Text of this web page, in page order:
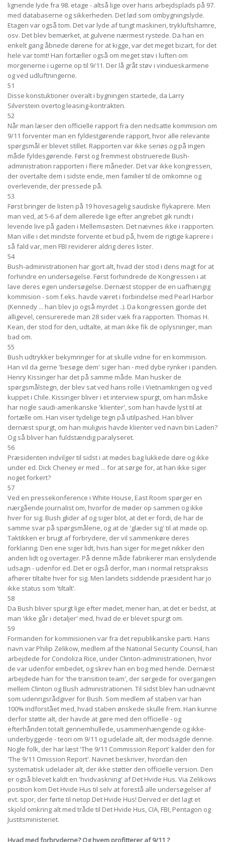
lignende lyde fra 98. etage - altså lige over hans arbejdsplads på 97.
med databaserne og sikkerheden. Det lød som ombygningslyde.
Etagen var også tom. Det var lyde af tungt maskineri, trykluftshamre,
osv. Det blev bemærket, at gulvene nærmest rystede. Da han en
enkelt gang åbnede dørene for at kigge, var det meget bizart, for det
hele var tomt! Han fortæller også om meget støv i luften om
morgenerne i ugerne op til 9/11. Der lå gråt støv i vindueskarmene
og ved udluftningerne.
51
Disse konstuktioner overalt i bygningen startede, da Larry
Silverstein overtog leasing-kontrakten.
52
Når man læser den officielle rapport fra den nedsatte kommision om
9/11 forventer man en fyldestgørende rapport, hvor alle relevante
spørgsmål er blevet stillet. Rapporten var ikke seriøs og på ingen
måde fyldesgørende. Først og fremmest obstruerede Bush-
administration rapporten i flere måneder. Det var ikke kongressen,
der overtalte dem i sidste ende, men familier til de omkomne og
overlevende, der pressede på.
53
Først bringer de listen på 19 hovesagelig saudiske flykaprere. Men
man ved, at 5-6 af dem allerede lige efter angrebet gik rundt i
levende live på gaden i Mellemsøsten. Det nævnes ikke i rapporten.
Man ville i det mindste forvente et bud på, hvem de rigtige kaprere i
så fald var, men FBI reviderer aldrig deres lister.
54
Bush-administrationen har gjort alt, hvad der stod i dens magt for at
forhindre en undersøgelse. Først forhindrede de Kongressen i at
lave deres egen undersøgelse. Dernæst stopper de en uafhængig
kommision - som f.eks. havde været i forbindelse med Pearl Harbor
(Kennedy ... han blev jo også myrdet ..). Da kongressen gjorde det
alligevel, censurerede man 28 sider væk fra rapporten. Thomas H.
Kean, der stod for den, udtalte, at man ikke fik de oplysninger, man
bad om.
55
Bush udtrykker bekymringer for at skulle vidne for en kommision.
Han vil da gerne 'besøge dem' siger han - med dybe rynker i panden.
Henry Kissinger har det på samme måde. Man husker de
spørgsmålstegn, der blev sat ved hans rolle i Vietnamkrigen og ved
kuppet i Chile. Kissinger bliver i et interview spurgt, om han måske
har nogle saudi-amerikanske 'klienter', som han havde lyst til at
fortælle om. Han viser tydelige tegn på utilpashed. Han bliver
dernæst spurgt, om han muligvis havde klienter ved navn bin Laden?
Og så bliver han fuldstændig paralyseret.
56
Præsidenten indvilger til sidst i at mødes bag lukkede døre og ikke
under ed. Dick Cheney er med ... for at sørge for, at han ikke siger
noget forkert?
57
Ved en pressekonference i White House, East Room spørger en
nærgående journalist om, hvorfor de møder op sammen og ikke
hver for sig. Bush glider af og siger blot, at det er fordi, de har de
samme svar på spørgsmålene, og at de 'glæder sig' til at møde op.
Taktikken er brugt af forbrydere, der vil sammenkøre deres
forklaring. Den ene siger lidt, hvis han siger for meget nikker den
anden lidt og overtager. På denne måde fabrikerer man enslydende
udsagn - udenfor ed. Det er også derfor, man i normal retspraksis
afhører tiltalte hver for sig. Men landets siddende præsident har jo
ikke status som 'tiltalt'.
58
Da Bush bliver spurgt lige efter mødet, mener han, at det er bedst, at
man 'ikke går i detaljer' med, hvad de er blevet spurgt om.
59
Formanden for kommisionen var fra det republikanske parti. Hans
navn var Philip Zelikow, medlem af the National Security Counsil, han
arbejdede for Condoliza Rice, under Clinton-administrationen, hvor
de var udenfor embedet, og skrev han en bog med hende. Dernæst
arbejdede han for 'the transition team', der sørgede for overgangen
mellem Clinton og Bush administrationen. Til sidst blev han udnævnt
som udenrigsrådgiver for Bush. Som medlem af staben var han
100% indforstået med, hvad staben ønskede skulle frem. Han kunne
derfor støtte alt, der havde at gøre med den officielle - og
efterhånden totalt gennemhullede, usammenhængende og ikke-
underbyggede - teori om 9/11 og udelade alt, der modsagde denne.
Nogle folk, der har læst 'The 9/11 Commission Report' kalder den for
'The 9/11 Omission Report'. Navnet beskriver, hvordan den
systematisk udelader alt, der ikke støtter den officielle version. Den
er også blevet kaldt en 'hvidvaskning' af Det Hvide Hus. Via Zelikows
position kom Det Hvide Hus til selv at forestå alle undersøgelser af
evt. spor, der førte til netop Det Hvide Hus! Derved er det lagt et
skjold omkring alt med tråde til Det Hvide Hus, CIA, FBI, Pentagon og
Justitsministeriet.
Hvad med forbryderne? Og hvem profitterer af 9/11 ?